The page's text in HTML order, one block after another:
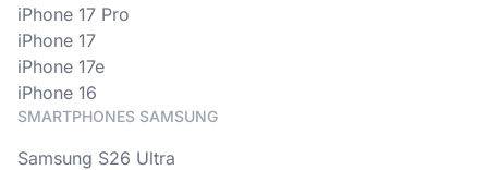
iPhone 17 Pro
iPhone 17
iPhone 17e
iPhone 16
SMARTPHONES SAMSUNG
Samsung S26 Ultra